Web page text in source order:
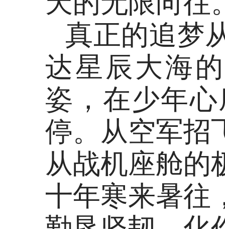
真正的追梦
达星辰大海
姿，在少年
停。从空军招
从战机座舱的
十年寒来暑往